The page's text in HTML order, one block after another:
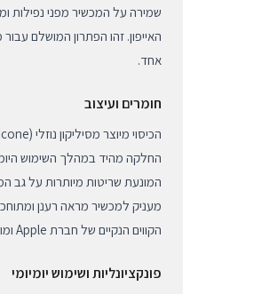
שמירה על המכשיר מפני נפילות
האייפון. זהו הפתרון המושלם
אחד.
חומרים ועיצוב
החלקה מהיד במהלך השימוש
המונעת שריטות מיותרות על גב
הקווים הנקיים של חברת Apple ומוסיף נופך של יוקרה מאופקת לכל הופעה.
פונקציונליות ושימוש יומיומי